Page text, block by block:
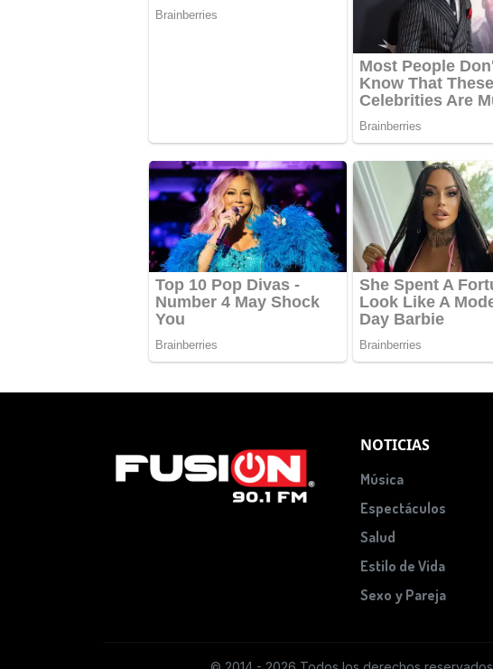
NOTICIAS
Música
Espectáculos
Salud
Estilo de Vida
Sexo y Pareja